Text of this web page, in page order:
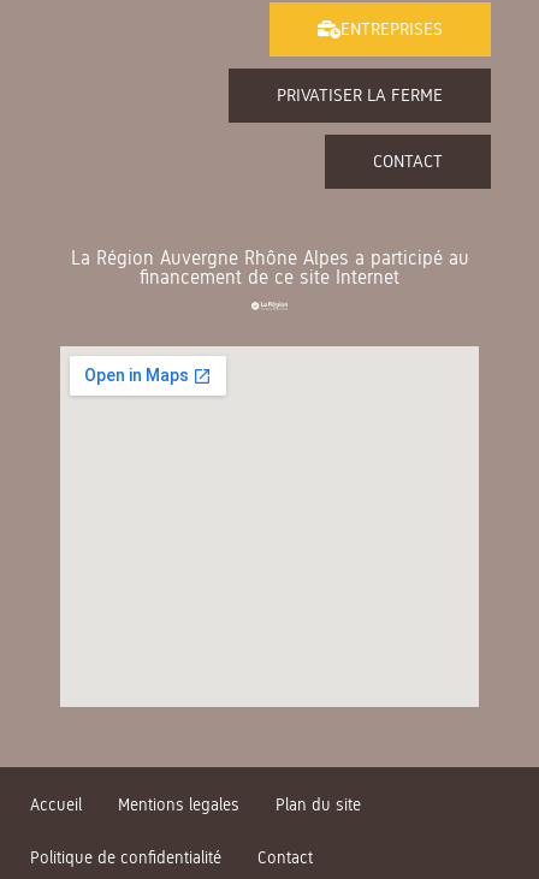
ENTREPRISES
PRIVATISER LA FERME
CONTACT
La Région Auvergne Rhône Alpes a participé au
financement de ce site Internet
Accueil Mentions legales Plan du site
Politique de confidentialité Contact